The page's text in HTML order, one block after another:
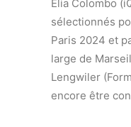
Elia Colombo
sélectionnés
Paris 2024 et
large de
Lengwiler
encore être